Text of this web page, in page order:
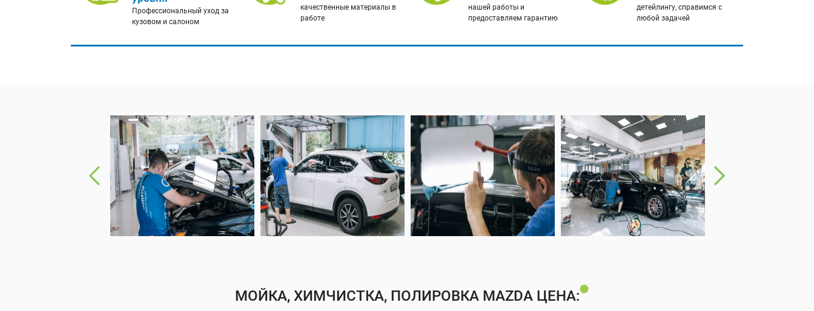
Профессиональный уход за
кузовом и салоном
качественные материалы в
работе
нашей работы и
предоставляем гарантию
детейлингу, справимся с
любой задачей
МОЙКА, ХИМЧИСТКА, ПОЛИРОВКА MAZDA ЦЕНА: